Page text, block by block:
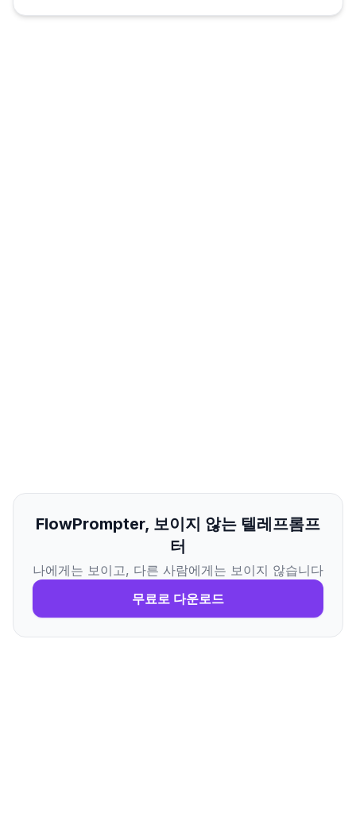
FlowPrompter, 보이지 않는 텔레프롬프
터
나에게는 보이고, 다른 사람에게는 보이지 않습니다
무료로 다운로드